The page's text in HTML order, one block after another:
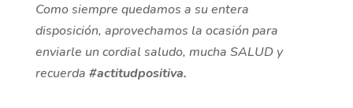
Como siempre quedamos a su entera
disposición, aprovechamos la ocasión para
enviarle un cordial saludo, mucha SALUD y
recuerda #actitudpositiva.